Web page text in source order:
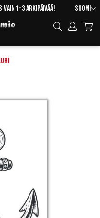
Kieli
Suomi
vain 1-3 arkipäivää!
Hae